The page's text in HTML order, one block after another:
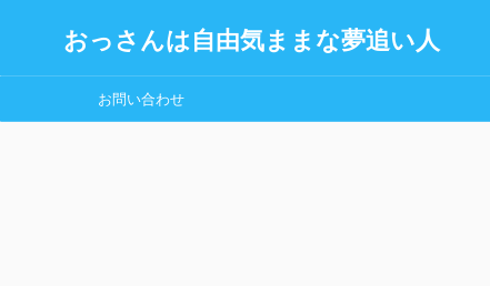
おっさんは自由気ままな夢追い人
お問い合わせ